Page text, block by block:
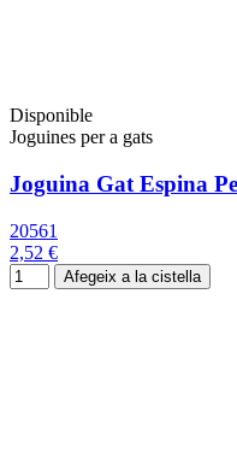
Disponible
Joguines per a gats
Joguina Gat Espina
20561
2,52 €
Afegeix a la cistella